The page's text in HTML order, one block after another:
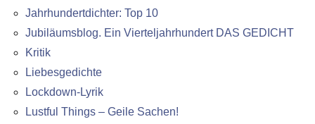
Jahrhundertdichter: Top 10
Jubiläumsblog. Ein Vierteljahrhundert DAS GEDICHT
Kritik
Liebesgedichte
Lockdown-Lyrik
Lustful Things – Geile Sachen!